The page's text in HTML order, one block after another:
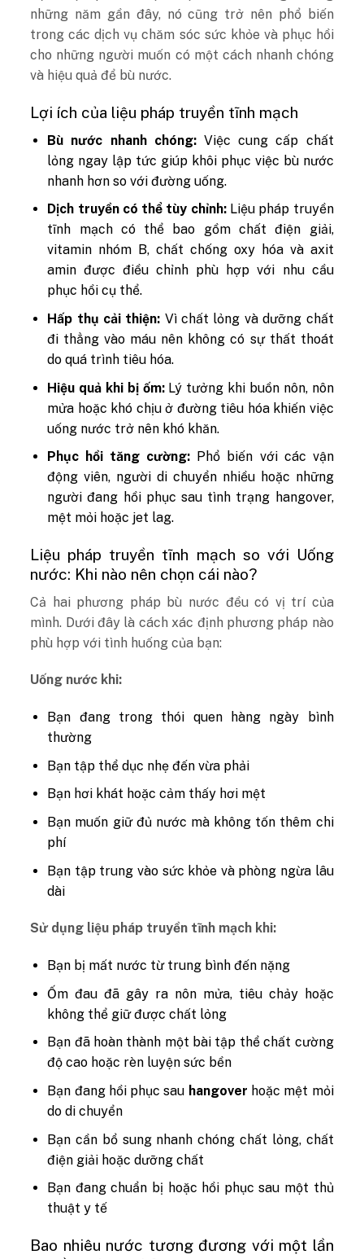
những năm gần đây, nó cũng trở nên phổ biến
trong các dịch vụ chăm sóc sức khỏe và phục hồi
cho những người muốn có một cách nhanh chóng
và hiệu quả để bù nước.
Lợi ích của liệu pháp truyền tĩnh mạch
Bù nước nhanh chóng:Việc cung cấp chất
lỏng ngay lập tức giúp khôi phục việc bù nước
nhanh hơn so với đường uống.
Dịch truyền có thể tùy chỉnh:Liệu pháp truyền
tĩnh mạch có thể bao gồm chất điện giải,
vitamin nhóm B, chất chống oxy hóa và axit
amin được điều chỉnh phù hợp với nhu cầu
phục hồi cụ thể.
Hấp thụ cải thiện: Vì chất lỏng và dưỡng chất
đi thẳng vào máu nên không có sự thất thoát
do quá trình tiêu hóa.
Hiệu quả khi bị ốm:Lý tưởng khi buồn nôn, nôn
mửa hoặc khó chịu ở đường tiêu hóa khiến việc
uống nước trở nên khó khăn.
Phục hồi tăng cường: Phổ biến với các vận
động viên, người di chuyển nhiều hoặc những
người đang hồi phục sau tình trạng hangover,
mệt mỏi hoặc jet lag.
Liệu pháp truyền tĩnh mạch so với Uống
nước: Khi nào nên chọn cái nào?
Cả hai phương pháp bù nước đều có vị trí của
mình. Dưới đây là cách xác định phương pháp nào
phù hợp với tình huống của bạn:
Uống nước khi:
Bạn đang trong thói quen hàng ngày bình
thường
Bạn tập thể dục nhẹ đến vừa phải
Bạn hơi khát hoặc cảm thấy hơi mệt
Bạn muốn giữ đủ nước mà không tốn thêm chi
phí
Bạn tập trung vào sức khỏe và phòng ngừa lâu
dài
Sử dụng liệu pháp truyền tĩnh mạch khi:
Bạn bị mất nước từ trung bình đến nặng
Ốm đau đã gây ra nôn mửa, tiêu chảy hoặc
không thể giữ được chất lỏng
Bạn đã hoàn thành một bài tập thể chất cường
độ cao hoặc rèn luyện sức bền
Bạn đang hồi phục sau hangover hoặc mệt mỏi
do di chuyển
Bạn cần bổ sung nhanh chóng chất lỏng, chất
điện giải hoặc dưỡng chất
Bạn đang chuẩn bị hoặc hồi phục sau một thủ
thuật y tế
Bao nhiêu nước tương đương với một lần